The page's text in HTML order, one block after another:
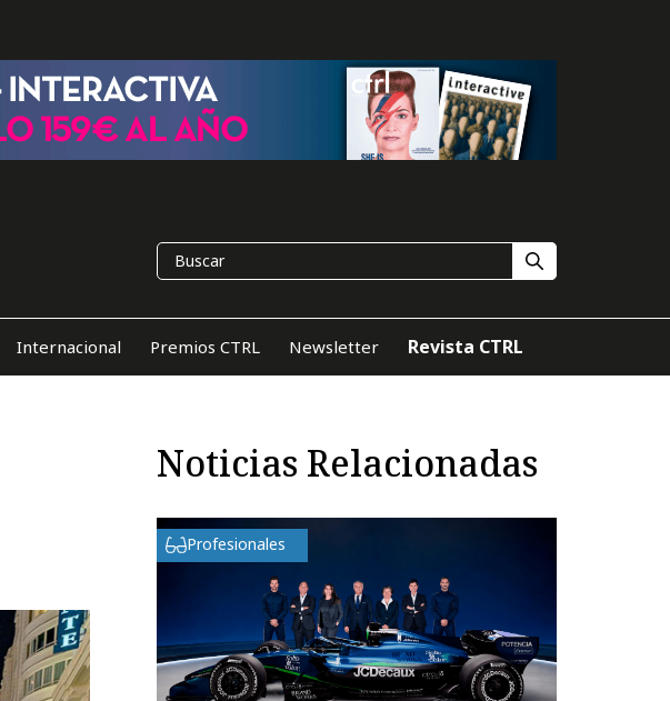
Internacional Premios CTRL Newsletter Revista CTRL
Noticias Relacionadas
Profesionales